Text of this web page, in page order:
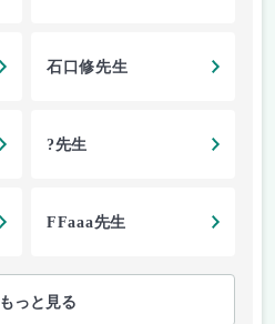
石口修先生
?先生
FFaaa先生
もっと見る